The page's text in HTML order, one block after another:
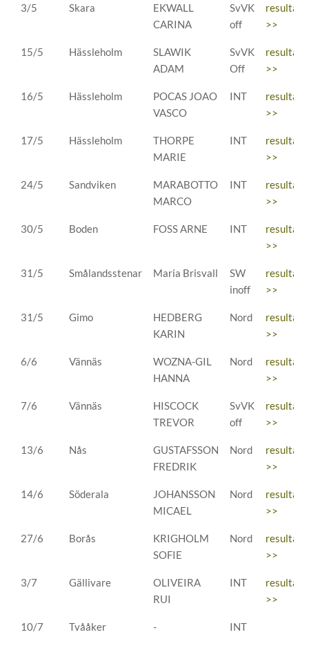
3/5 Skara
EKWALL
CARINA
SvVK
off
resultat
>>
15/5 Hässleholm
SLAWIK
ADAM
SvVK
Off
resultat
>>
16/5 Hässleholm
POCAS JOAO
VASCO
INT
resultat
>>
17/5 Hässleholm
THORPE
MARIE
INT
resultat
>>
24/5 Sandviken
MARABOTTO
MARCO
INT
resultat
>>
30/5 Boden FOSS ARNE INT
resultat
>>
31/5 Smålandsstenar Maria Brisvall
SW
inoff
resultat
>>
31/5 Gimo
HEDBERG
KARIN
Nord
resultat
>>
6/6 Vännäs
WOZNA-GIL
HANNA
Nord
resultat
>>
7/6 Vännäs
HISCOCK
TREVOR
SvVK
off
resultat
>>
13/6 Nås
GUSTAFSSON
FREDRIK
Nord
resultat
>>
14/6 Söderala
JOHANSSON
MICAEL
Nord
resultat
>>
27/6 Borås
KRIGHOLM
SOFIE
Nord
resultat
>>
3/7 Gällivare
OLIVEIRA
RUI
INT
resultat
>>
10/7 Tvååker - INT